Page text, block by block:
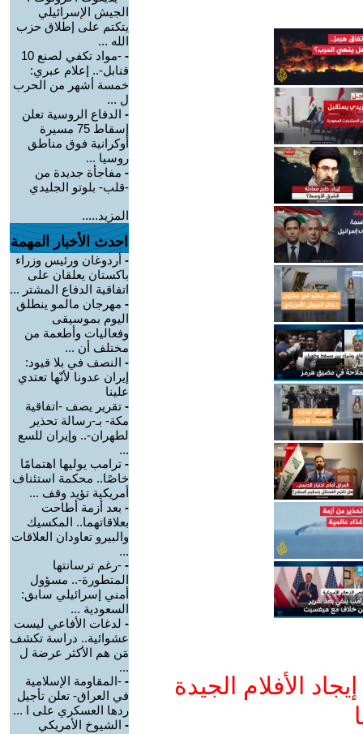
الأفلام الجيدة
الجيش الإسرائيلي
يتكتم على إطلاق حزب
الله ...
-
-مواد تكفي لصنع 10
قنابل-.. إعلام عبري:
خمسة أشهر من الحرب
ل ...
- الدفاع الروسية تعلن
إسقاط 75 مسيرة
أوكرانية فوق مناطق
روسيا ...
- مفاجأة جديدة من
-قلب- بلوتو الجليدي
المزيد.....
احدث الأخبار المهمة
- أردوغان ورئيس وزراء
باكستان يعلقان على
اتفاقية الدفاع المشتر ...
- مهرجان مالمو ينطلق
اليوم بموسيقى
وفعاليات وأطعمة من
مختلف أن ...
- النصف في بلا قيود:
إيران عدونا لأنّها تعتدي
علينا
- تقرير يصف -اتفاقية
مكة- بـ-رسالة تحذير
لطهران-.. وإيران للسع
...
- ترامب يوليها اهتمامًا
خاصًا.. محكمة استئناف
أمريكية تؤيد وقف ...
- بعد أزمة أطاحت
بعلاقاتهما.. المكسيك
والبيرو تعاودان العلاقات
...
- -رغم ترسانتها
المتطورة-.. مسؤول
أمني إسرائيلي سابق:
السعودية ...
- لدغات الأفاعي ليست
عشوائية.. دراسة تكشف
مَن هم الأكثر عرضة ل
...
- -المقاومة الإسلامية
في العراق- تعلن تأجيل
ردها العسكري على ا ...
- الشيوخ الأمريكي